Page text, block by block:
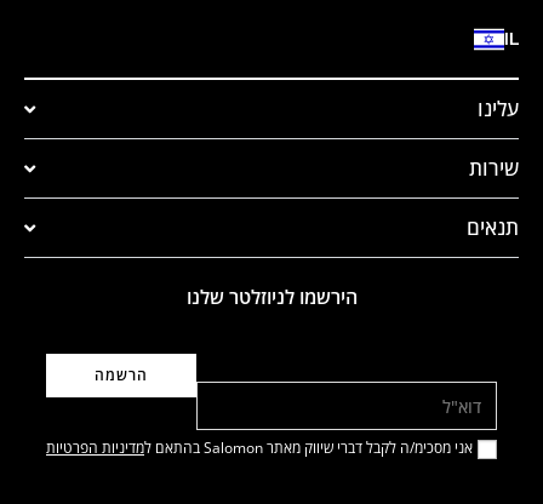
IL
עלינו
שירות
תנאים
הירשמו לניוזלטר שלנו
אני מסכימ/ה לקבל דברי שיווק מאתר Salomon בהתאם ל מדיניות הפרטיות